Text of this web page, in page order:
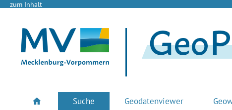
zum Inhalt
Suche Geodatenviewer